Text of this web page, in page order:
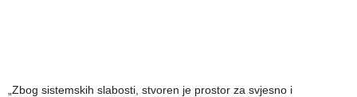
„Zbog sistemskih slabosti, stvoren je prostor za svjesno i